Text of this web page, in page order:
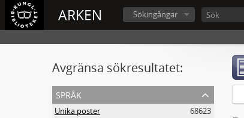
ARKEN Sökingångar
Avgränsa sökresultatet:
språk
Unika poster
68623